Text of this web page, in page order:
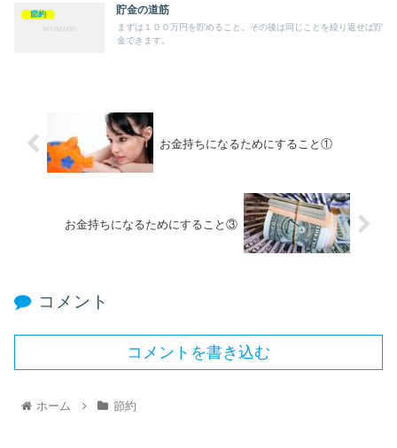
節約 貯金の道筋
まずは１００万円を貯めること。その後は同じことを繰り返せば貯
金できます。
お金持ちになるためにすること①
お金持ちになるためにすること③
コメント
コメントを書き込む
ホーム 節約